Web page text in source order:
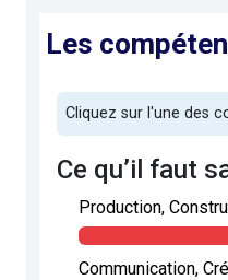
Les
Cliquez sur l'une des
Ce qu’il faut
Production,
Communication,